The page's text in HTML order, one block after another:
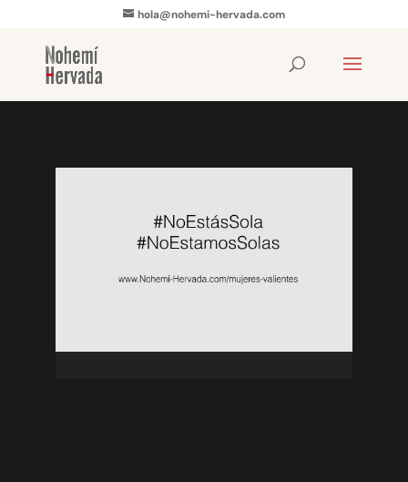
hola@nohemi-hervada.com